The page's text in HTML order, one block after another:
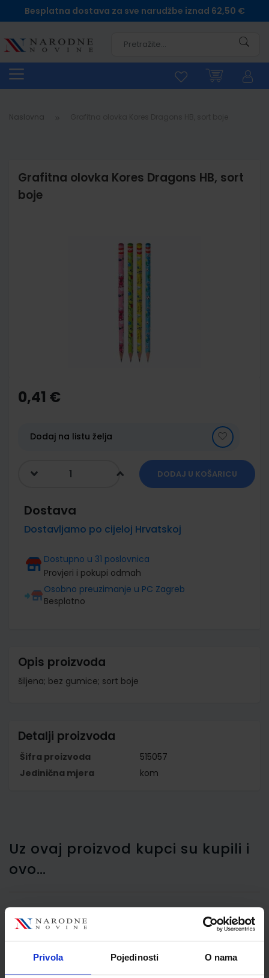
Privola Pojedinosti O nama
Besplatna dostava za sve narudžbe iznad 62,50 €
Naslovna
Grafitna olovka Kores Dragons HB, sort
boje
the
beginning
gallery
0,41 €
Dodaj na listu želja
DODAJ U KOŠARICU
Dostava
Dostavljamo po cijeloj Hrvatskoj
Dostupno u 31 poslovnica
Provjeri i pokupi odmah
Osobno preuzimanje u PC Zagreb
Besplatno
Opis proizvoda
šiljena; bez gumice; sort boje
Detalji proizvoda
Šifra proizvoda
515057
Jedinična mjera
kom
Uz ovaj proizvod kupci su kupili i
ovo…